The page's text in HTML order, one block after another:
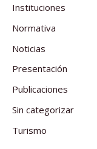
Instituciones
Normativa
Noticias
Presentación
Publicaciones
Sin categorizar
Turismo